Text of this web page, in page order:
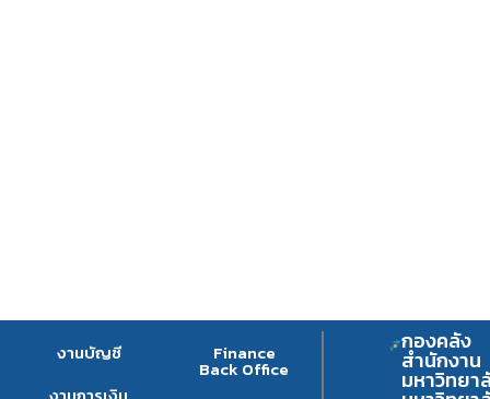
งานบัญชี
Finance
Back Office
กองคลัง
สำนักงาน
มหาวิทยา